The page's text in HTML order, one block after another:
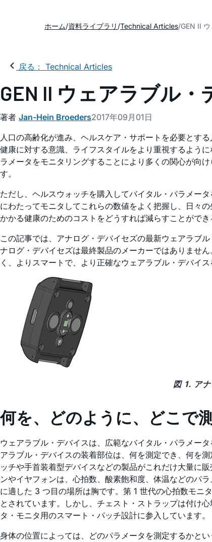
ホーム 資料ライブラリ Technical Articles GEN II
戻る： Technical Articles
GEN II ウェアラブル
著者 Jan-Hein Broeders2017年09月01日
人口の高齢化が進み、ヘルスケア・サポートを必要とす
健康に対する意識、ライフスタイルをより重視するよう
ラメータをモニタリングすることにより多くの関心が向
す。
ただし、ヘルスウォッチを購入してバイタル・パラメー
にわたってモニタしてこれらの数値をよく把握し、日々
かかる健康のためのコストをどうすれば減らすことがで
この記事では、アナログ・デバイセズの最新ウェアラブ
ナログ・デバイセズは最終製品のメーカーではありませ
く、よりスマートで、より正確なウェアラブル・デバイ
図 1. ア
何を、どのように、どこで
ウェアラブル・デバイスは、広範なバイタル・パラメー
アラブル・デバイスの装着部位は、何を測定でき、何を
ッチや手首装着型デバイスなどの製品がこれだけ大量に
ンやイヤフォンは、心拍数、酸素飽和度、体温などのパ
に適した 3 つ目の場所は胸です。第 1 世代の心拍数モニ
とされています。しかし、チェスト・ストラップは付け
タ・モニタ用のスマート・パッチ設計に参入しています。
身体の位置によっては、どのパラメータを測定するかと